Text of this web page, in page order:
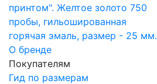
принтом". Желтое золото 750
пробы, гильошированная
горячая эмаль, размер - 25 мм.
О бренде
Покупателям
Гид по размерам